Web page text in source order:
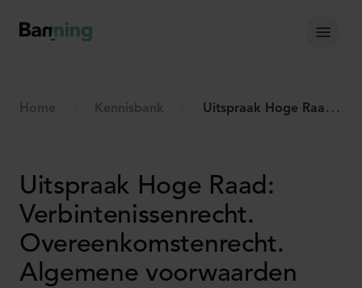
Home Kennisbank Uitspraak Hoge Raad: Verbintenissenrecht. Overeenkomstenrecht. Algemene voorwaarden (ECLI:NL:HR:2026:94, 23 januari 2026, nr. 24/03826)
Uitspraak Hoge Raad:
Verbintenissenrecht.
Overeenkomstenrecht.
Algemene voorwaarden